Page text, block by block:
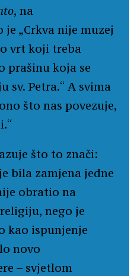
, na
je „Crkva nije muzej
vrt koji treba
prašinu koja se
sv. Petra.“ A svima
što nas povezuje,
što to znači:
bila zamjena jedne
obratio na
nego je
kao ispunjenje
novo
– svjetlom